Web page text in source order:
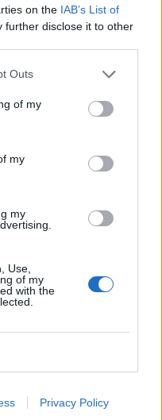
on the IAB’s List of
further disclose it to other
Outs
of my
my
my
Use,
of my
with the
Privacy Policy
saját
módosításról
tisztségét továbbra
szakember...
hírarchívumához
napon belüli